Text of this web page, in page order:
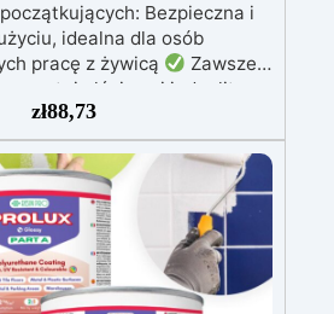
Bezpieczna i
idealna dla osób
pracę z żywicą
Zawsze
lśniące i jednolite
warunkach
proporcje mieszania
dwa składniki w równych
i kreatywna:
zalew, powłok i można ją
Wytrzymała: Trwały połysk i
na zarysowania oraz wilgoć
zł88,73